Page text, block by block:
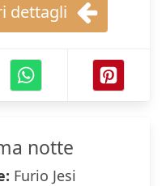
dettagli
notte
Furio Jesi